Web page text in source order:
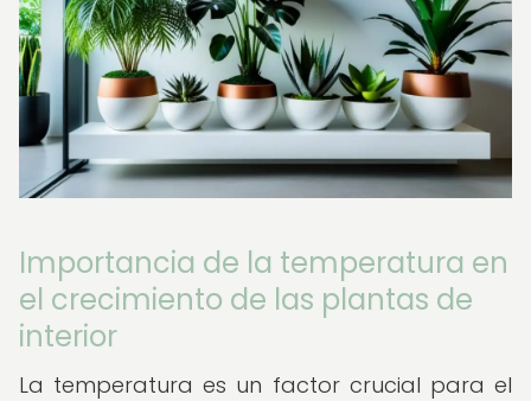
Importancia de la temperatura en
el crecimiento de las plantas de
interior
La temperatura es un factor crucial para el